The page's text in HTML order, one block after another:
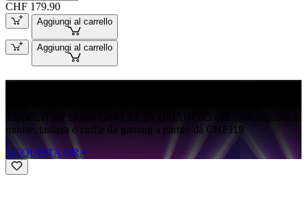
CHF 179.90
Aggiungi al carrello
Aggiungi al carrello
Tappetino per mouse G840 XL IN OMAGGIO con ogni acquisto di
mouse, tastiera o cuffie da gaming a partire da CHF119
ACQUISTA ORA